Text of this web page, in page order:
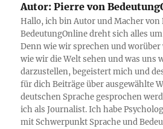
Autor: Pierre von
Hallo, ich bin Autor und Macher von
BedeutungOnline dreht sich alles
Denn wie wir sprechen und
wie wir die Welt sehen und was uns
darzustellen, begeistert mich und
für dich Beiträge über ausgewählte
deutschen Sprache gesprochen
ich als Journalist. Ich habe
mit Schwerpunkt Sprache und